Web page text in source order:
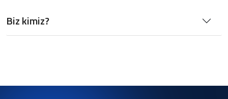
Biz kimiz?